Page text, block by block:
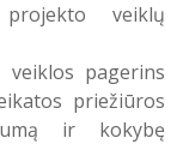
veiklų
pagerins
priežiūros
ir kokybę